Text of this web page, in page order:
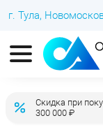
г. Тула,
Скидка при
300 000 ₽